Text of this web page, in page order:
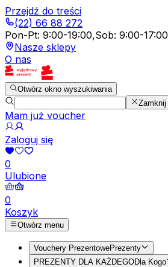
Przejdź do treści
(22) 66 88 272
Pon-Pt: 9:00-19:00,Sob: 9:00-17:00
Nasze sklepy
O nas
Otwórz okno wyszukiwania
Zamknij
Mam już voucher
Zaloguj się
0
Ulubione
0
Koszyk
Otwórz menu
Vouchery PrezentowePrezenty
PREZENTY DLA KAŻDEGODla Kogo